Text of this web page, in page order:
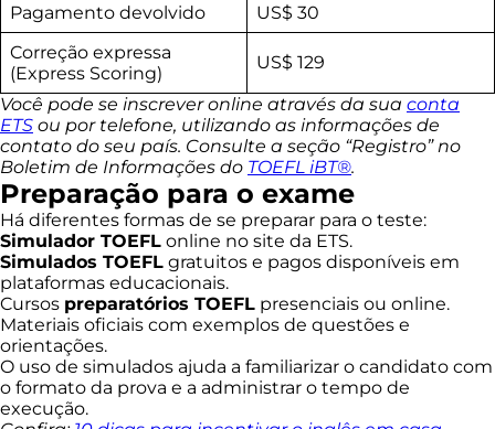
Pagamento devolvido
US$ 30
Correção expressa
(Express Scoring)
US$ 129
Você pode se inscrever online através da sua conta
ETS ou por telefone, utilizando as informações de
contato do seu país. Consulte a seção “Registro” no
Boletim de Informações do TOEFL iBT®.
Preparação para o exame
Há diferentes formas de se preparar para o teste:
Simulador TOEFL online no site da ETS.
Simulados TOEFL gratuitos e pagos disponíveis em
plataformas educacionais.
Cursos preparatórios TOEFL presenciais ou online.
Materiais oficiais com exemplos de questões e
orientações.
O uso de simulados ajuda a familiarizar o candidato com
o formato da prova e a administrar o tempo de
execução.